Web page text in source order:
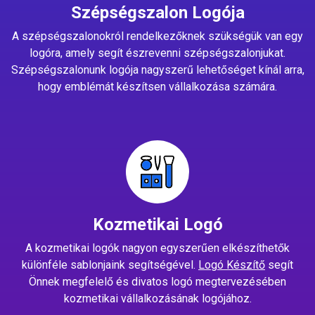
Szépségszalon Logója
A szépségszalonokról rendelkezőknek szükségük van egy
logóra, amely segít észrevenni szépségszalonjukat.
Szépségszalonunk logója nagyszerű lehetőséget kínál arra,
hogy emblémát készítsen vállalkozása számára.
Kozmetikai Logó
A kozmetikai logók nagyon egyszerűen elkészíthetők
különféle sablonjaink segítségével. Logó Készítő segít
Önnek megfelelő és divatos logó megtervezésében
kozmetikai vállalkozásának logójához.